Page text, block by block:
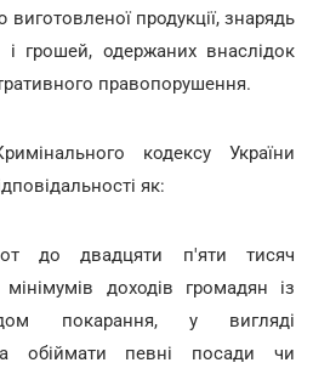
продукції, знарядь
грошей, одержаних внаслідок
правопорушення.
кодексу України
як:
до двадцяти п'яти тисяч
доходів громадян із
покарання, у вигляді
обіймати певні посади чи